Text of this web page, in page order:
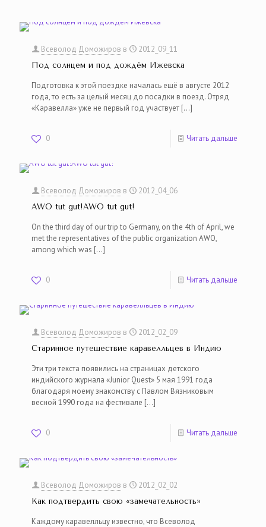
Всеволод Доможиров в 2012_09_11
Под солнцем и под дождём Ижевска
Подготовка к этой поездке началась ещё в августе 2012
года, то есть за целый месяц до посадки в поезд. Отряд
«Каравелла» уже не первый год участвует […]
0 Читать дальше
Всеволод Доможиров в 2012_04_06
AWO tut gut!AWO tut gut!
On the third day of our trip to Germany, on the 4th of April, we
met the representatives of the public organization AWO,
among which was […]
0 Читать дальше
Всеволод Доможиров в 2012_02_09
Старинное путешествие каравелльцев в Индию
Эти три текста появились на страницах детского
индийского журнала «Junior Quest» 5 мая 1991 года
благодаря моему знакомству с Павлом Вязниковым
весной 1990 года на фестивале […]
0 Читать дальше
Всеволод Доможиров в 2012_02_02
Как подтвердить свою «замечательность»
Каждому каравелльцу известно, что Всеволод